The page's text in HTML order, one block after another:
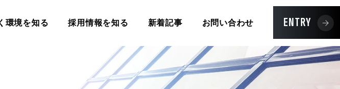
環境を知る 採用情報を知る 新着記事 お問い合わせ ENTRY